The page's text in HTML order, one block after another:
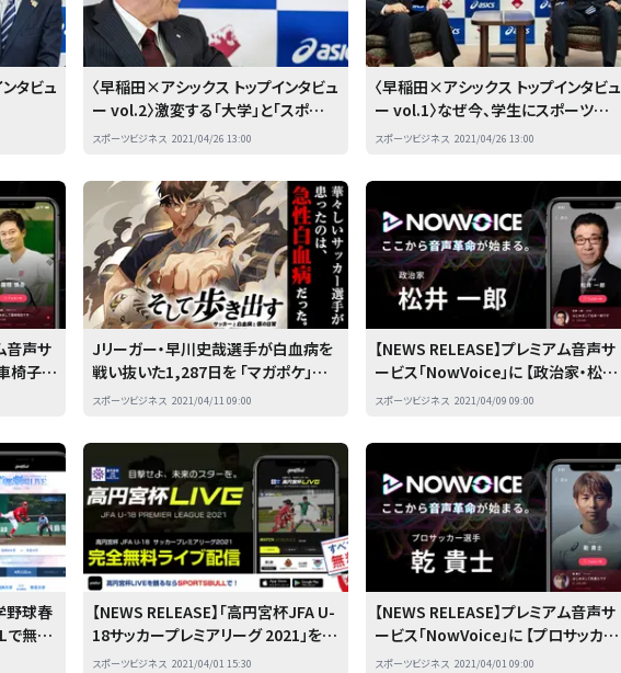
タビュ
〈早稲田×アシックス トップインタビュ
ー vol.2〉激変する「大学」と「スポー
ツ」のあり方
スポーツビジネス 2021/04/26 13:00
〈早稲田×アシックス トップインタビュ
ー vol.1〉なぜ今、学生にスポーツが
必要なのか？
スポーツビジネス 2021/04/26 13:00
音声サ
椅子テ
トップ
Jリーガー・早川史哉選手が白血病を
戦い抜いた1,287日を 「マガポケ」が
完全コミカライズ 『そして歩き出す
始
スポーツビジネス 2021/04/11 09:00
【NEWS RELEASE】プレミアム音声サ
ービス「NowVoice」に 【政治家・松井
一郎氏】がトップランナー参画
スポーツビジネス 2021/04/09 09:00
野球春
で無料
【NEWS RELEASE】「高円宮杯JFA U-
18サッカープレミアリーグ 2021」をス
ポーツブルで無料LIVE配信！
スポーツビジネス 2021/04/01 15:30
【NEWS RELEASE】プレミアム音声サ
ービス「NowVoice」に 【プロサッカー
選手・乾貴士氏】がトップランナー参
スポーツビジネス 2021/04/01 09:00